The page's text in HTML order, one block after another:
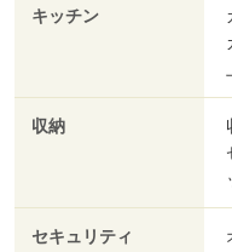
キッチン
収納
セキュリティ